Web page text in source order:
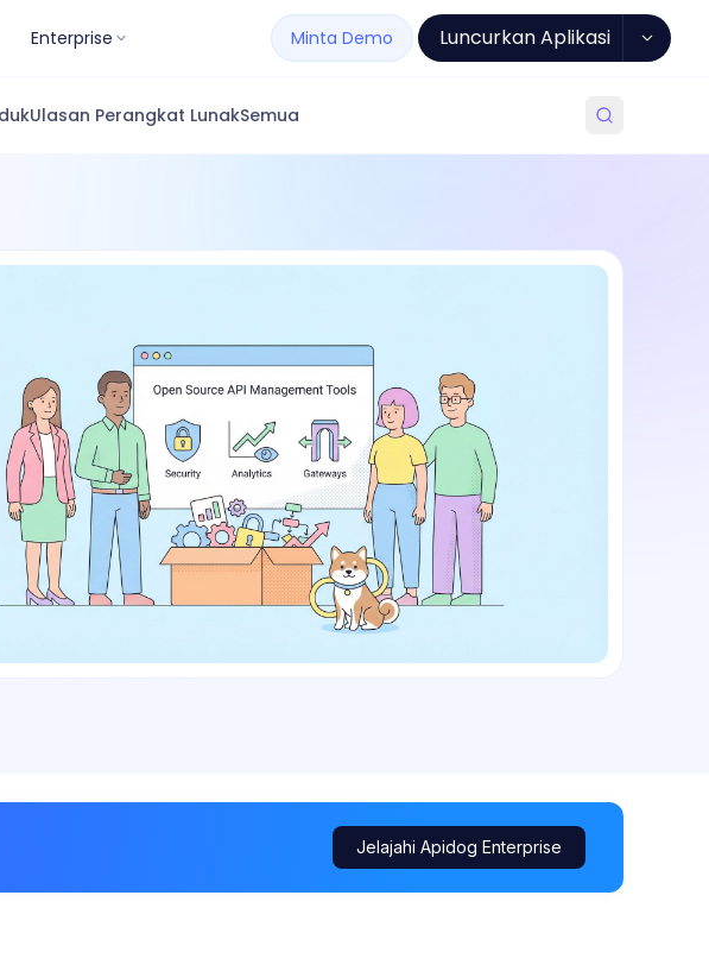
Enterprise Minta Demo Luncurkan Aplikasi
Ulasan Perangkat LunakSemua
Jelajahi Apidog Enterprise